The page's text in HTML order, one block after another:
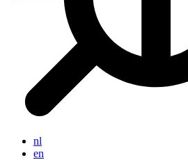
nl
en